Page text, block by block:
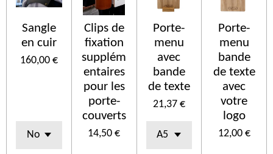
Sangle
en cuir
160,00 €
Clips de
fixation
supplém
entaires
pour les
porte-
couverts
14,50 €
Porte-
menu
avec
bande
de texte
21,37 €
Porte-
menu
bande
de texte
avec
votre
logo
12,00 €